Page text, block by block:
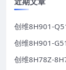
创维8H901-
创维8H901-
创维8H78Z-